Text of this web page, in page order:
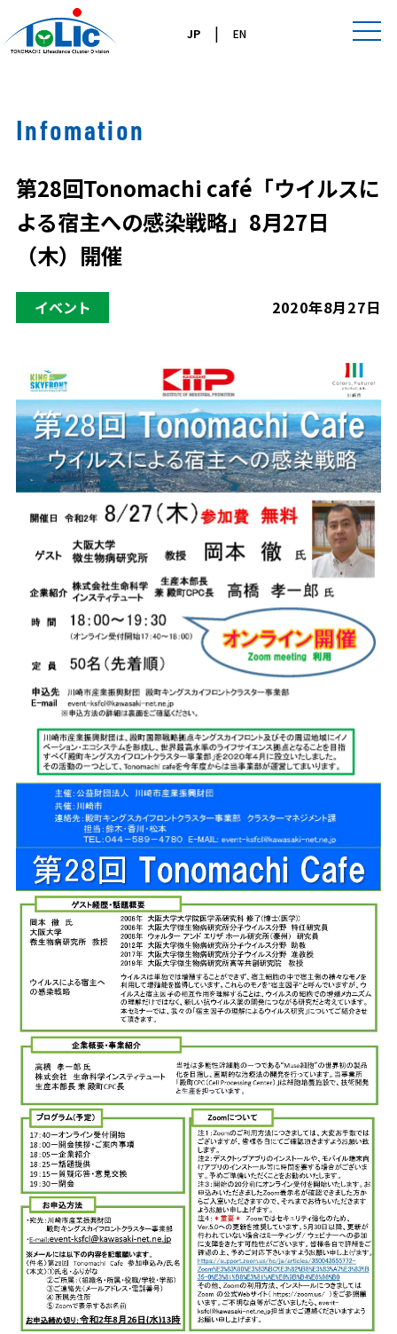
JP| EN
Infomation
第28回Tonomachi café「ウイルスに
よる宿主への感染戦略」8月27日
（木）開催
イベント 2020年8月27日